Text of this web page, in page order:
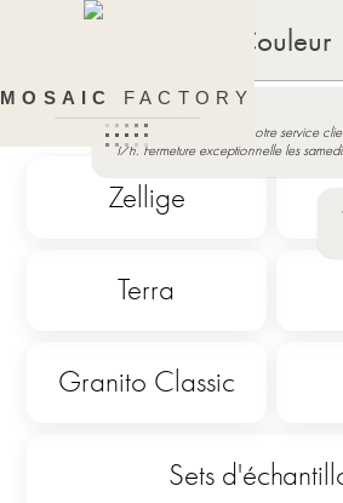
MOSAIC FACTORY
Échantillons de Couleur
Service Client
Pendant le mois d'Août, notre service
17h. Fermeture exceptionnelle les
Zellige
Terra
Granito Classic
Sets